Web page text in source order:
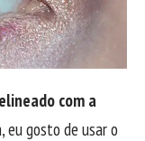
com a
eu gosto de usar o